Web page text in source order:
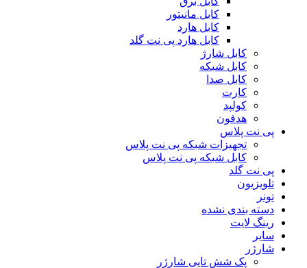
کابل مانیتور
کابل هارد
کابل هارد پی نت گلد
کابل شارژ
کابل شبکه
کابل صدا
کارت
کولپد
هدفون
پی نت پلاس
تجهیزات شبکه پی نت پلاس
کابل شبکه پی نت پلاس
پی نت گلد
تلویزیون
تونر
دسته بندی نشده
رینگ لایت
سایر
شارژر
پک شش تایی شارژر